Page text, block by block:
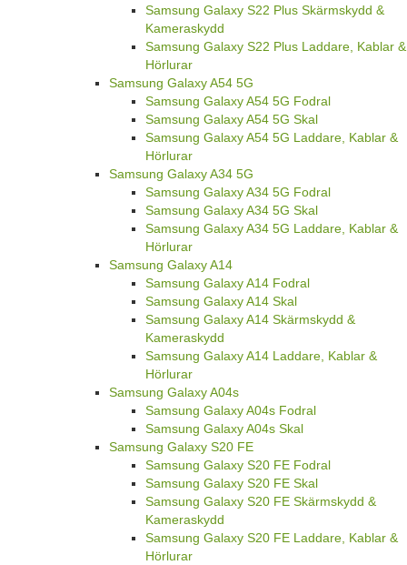
Samsung Galaxy S22 Plus Skärmskydd &
Kameraskydd
Samsung Galaxy S22 Plus Laddare, Kablar &
Hörlurar
Samsung Galaxy A54 5G
Samsung Galaxy A54 5G Fodral
Samsung Galaxy A54 5G Skal
Samsung Galaxy A54 5G Laddare, Kablar &
Hörlurar
Samsung Galaxy A34 5G
Samsung Galaxy A34 5G Fodral
Samsung Galaxy A34 5G Skal
Samsung Galaxy A34 5G Laddare, Kablar &
Hörlurar
Samsung Galaxy A14
Samsung Galaxy A14 Fodral
Samsung Galaxy A14 Skal
Samsung Galaxy A14 Skärmskydd &
Kameraskydd
Samsung Galaxy A14 Laddare, Kablar &
Hörlurar
Samsung Galaxy A04s
Samsung Galaxy A04s Fodral
Samsung Galaxy A04s Skal
Samsung Galaxy S20 FE
Samsung Galaxy S20 FE Fodral
Samsung Galaxy S20 FE Skal
Samsung Galaxy S20 FE Skärmskydd &
Kameraskydd
Samsung Galaxy S20 FE Laddare, Kablar &
Hörlurar